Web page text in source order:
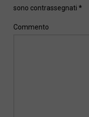
sono contrassegnati *
Commento